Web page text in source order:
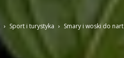
Sport i turystyka Smary i woski do nart